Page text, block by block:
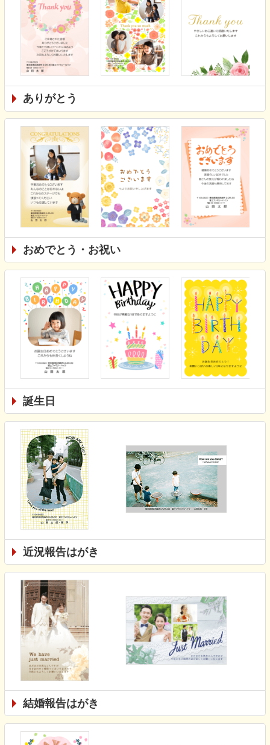
ありがとう
おめでとう・お祝い
誕生日
近況報告はがき
結婚報告はがき